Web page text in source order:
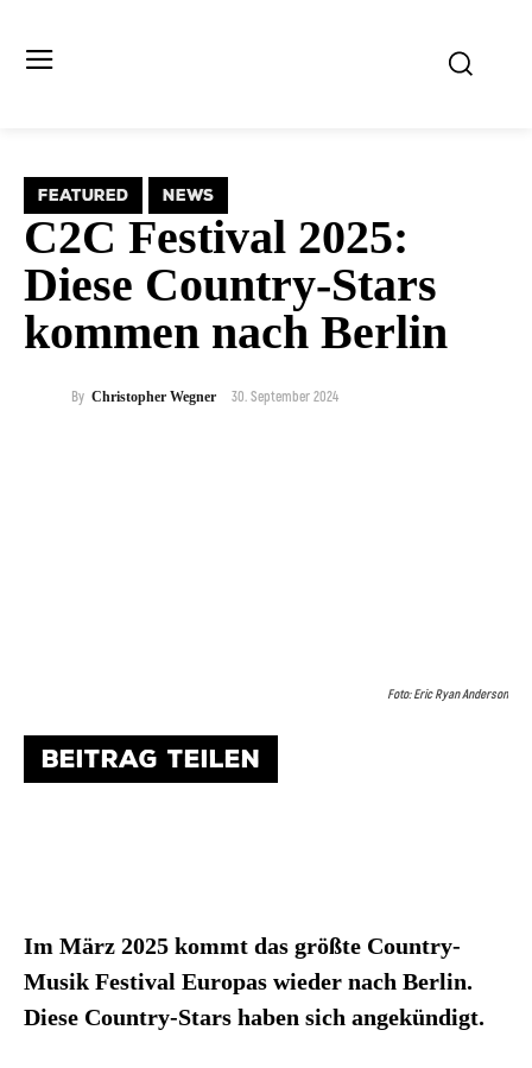
FEATURED NEWS
C2C Festival 2025:
Diese Country-Stars
kommen nach Berlin
By Christopher Wegner 30. September 2024
Foto: Eric Ryan Anderson
BEITRAG TEILEN
Im März 2025 kommt das größte Country-
Musik Festival Europas wieder nach Berlin.
Diese Country-Stars haben sich angekündigt.